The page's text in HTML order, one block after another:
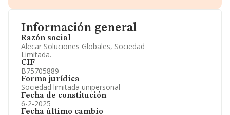
Información general
Razón social
Alecar Soluciones Globales, Sociedad
Limitada.
CIF
B75705889
Forma jurídica
Sociedad limitada unipersonal
Fecha de constitución
6-2-2025
Fecha último cambio
Accionistas.
Artículos de prensa publicados sobre la empresa.
Información oficial y registral complementaria.